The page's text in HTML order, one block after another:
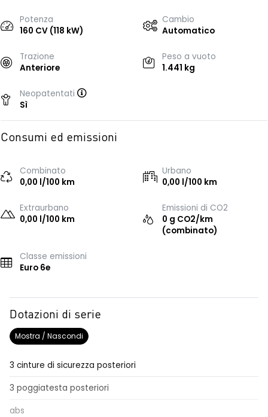
Potenza
160 CV (118 kW)
Cambio
Automatico
Trazione
Anteriore
Peso a vuoto
1.441 kg
Neopatentati
Sì
Consumi ed emissioni
Combinato
0,00 l/100 km
Urbano
0,00 l/100 km
Extraurbano
0,00 l/100 km
Emissioni di CO2
0 g CO2/km
(combinato)
Classe emissioni
Euro 6e
Dotazioni di serie
Mostra / Nascondi
3 cinture di sicurezza posteriori
3 poggiatesta posteriori
abs